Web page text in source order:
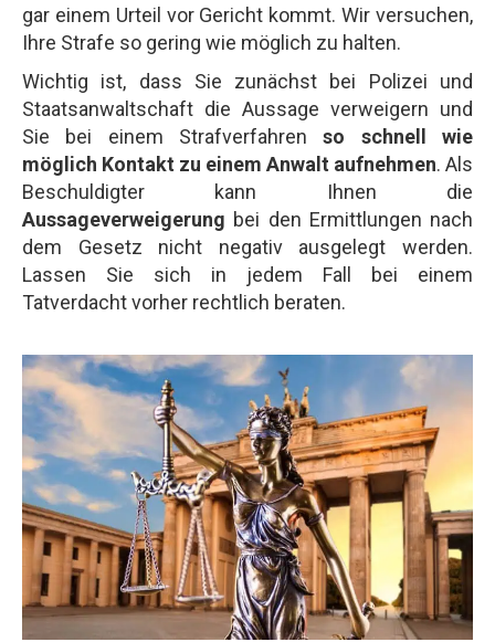
gar einem Urteil vor Gericht kommt. Wir versuchen,
Ihre Strafe so gering wie möglich zu halten.
Wichtig ist, dass Sie zunächst bei Polizei und
Staatsanwaltschaft die Aussage verweigern und
Sie bei einem Strafverfahrenso schnell wie
möglich Kontakt zu einem Anwalt aufnehmen. Als
Beschuldigter kann Ihnen die
Aussageverweigerung bei den Ermittlungen nach
dem Gesetz nicht negativ ausgelegt werden.
Lassen Sie sich in jedem Fall bei einem
Tatverdacht vorher rechtlich beraten.